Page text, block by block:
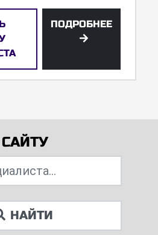
ПОДРОБНЕЕ
НАЙТИ